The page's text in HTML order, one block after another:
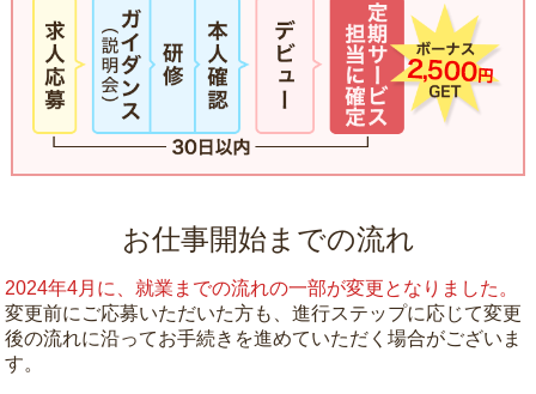
お仕事開始までの流れ
2024年4月に、就業までの流れの一部が変更となりました。
変更前にご応募いただいた方も、進行ステップに応じて変更
後の流れに沿ってお手続きを進めていただく場合がございま
す。